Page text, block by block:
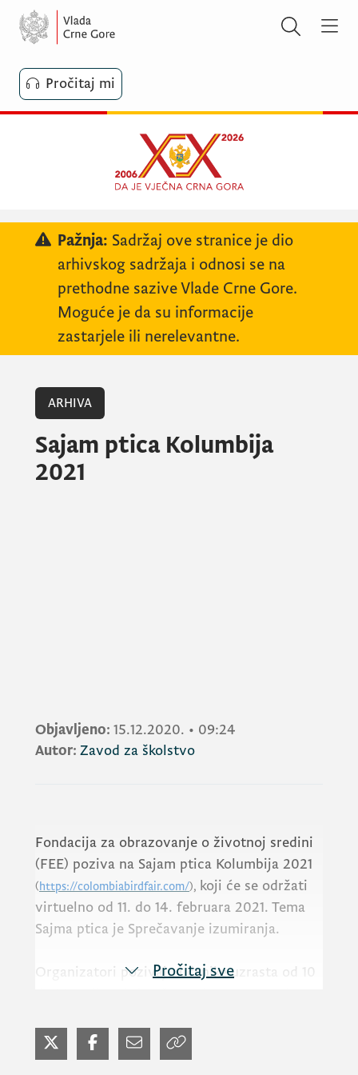
Pročitaj mi
Pažnja: Sadržaj ove stranice je dio
arhivskog sadržaja i odnosi se na
prethodne sazive Vlade Crne Gore.
Moguće je da su informacije
zastarjele ili nerelevantne.
ARHIVA
Sajam ptica Kolumbija
2021
Objavljeno: 15.12.2020. • 09:24
Autor: Zavod za školstvo
Fondacija za obrazovanje o životnoj sredini
(FEE) poziva na Sajam ptica Kolumbija 2021
(https://colombiabirdfair.com/), koji će se održati
virtuelno od 11. do 14. februara 2021. Tema
Sajma ptica je Sprečavanje izumiranja.
Organizatori pozivaju učenike uzrasta od 10
snimljeni video materijal u trajanju ne
dužem od 20 minuta, na bilo koju temu
Pročitaj sve